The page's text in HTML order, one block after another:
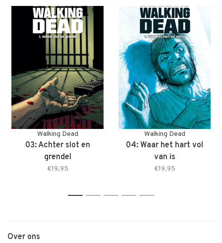
Walking Dead
03: Achter slot en
grendel
€19,95
Walking Dead
04: Waar het hart vol
van is
€19,95
1 2 3 4 5
Over ons